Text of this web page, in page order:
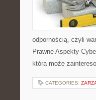
odpornością, czyli
Prawne Aspekty
która może
CATEGORIES: